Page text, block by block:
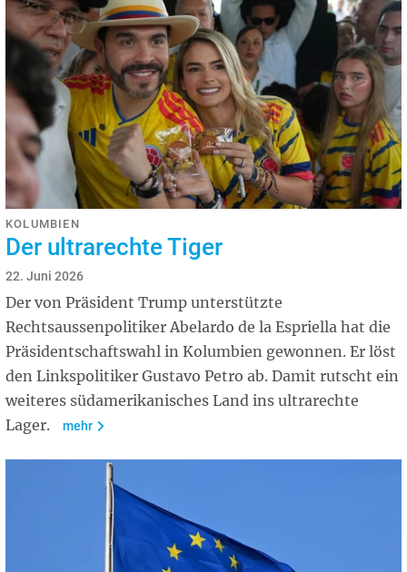
KOLUMBIEN
Der ultrarechte Tiger
22. Juni 2026
Der von Präsident Trump unterstützte
Rechtsaussenpolitiker Abelardo de la Espriella hat die
Präsidentschaftswahl in Kolumbien gewonnen. Er löst
den Linkspolitiker Gustavo Petro ab. Damit rutscht ein
weiteres südamerikanisches Land ins ultrarechte
Lager.
mehr